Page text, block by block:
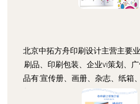
北京中拓方舟印刷设计主营主要
刷品、印刷包装、企业vi策划、
品有:宣传册、画册、杂志、纸箱
礼盒、挂历、台历、纸袋、酒盒